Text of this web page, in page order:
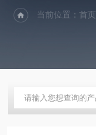
当前位置：首页